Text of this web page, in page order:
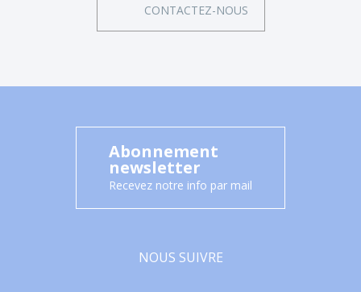
CONTACTEZ-NOUS
Abonnement
newsletter
Recevez notre info par mail
NOUS SUIVRE